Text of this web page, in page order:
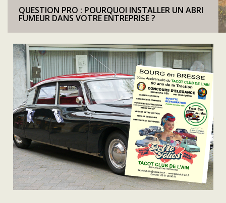
QUESTION PRO : POURQUOI INSTALLER UN ABRI
FUMEUR DANS VOTRE ENTREPRISE ?